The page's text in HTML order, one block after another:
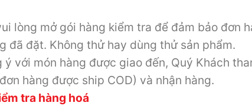
lòng mở gói hàng kiểm tra để đảm bảo đơn
đã đặt. Không thử hay dùng thử sản phẩm.
ý với món hàng được giao đến, Quý Khách
hàng được ship COD) và nhận hàng.
tra hàng hoá